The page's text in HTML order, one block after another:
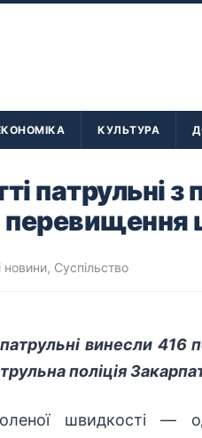
КУЛЬТУРА
патрульні
перевищення
новини, Суспільство
винесли 416
поліція
швидкості —